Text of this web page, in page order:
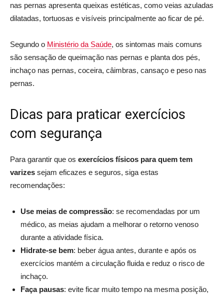
nas pernas apresenta queixas estéticas, como veias azuladas
dilatadas, tortuosas e visíveis principalmente ao ficar de pé.
Segundo o Ministério da Saúde, os sintomas mais comuns
são sensação de queimação nas pernas e planta dos pés,
inchaço nas pernas, coceira, câimbras, cansaço e peso nas
pernas.
Dicas para praticar exercícios
com segurança
Para garantir que os exercícios físicos para quem tem
varizes sejam eficazes e seguros, siga estas
recomendações:
Use meias de compressão: se recomendadas por um
médico, as meias ajudam a melhorar o retorno venoso
durante a atividade física.
Hidrate-se bem: beber água antes, durante e após os
exercícios mantém a circulação fluida e reduz o risco de
inchaço.
Faça pausas: evite ficar muito tempo na mesma posição,